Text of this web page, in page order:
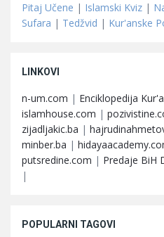
Pitaj Učene | Islamski Kviz |
Sufara | Tedžvid | Kur'anske
LINKOVI
n-um.com | Enciklopedija
islamhouse.com |
zijadljakic.ba |
minber.ba |
putsredine.com | Predaje BiH
|
POPULARNI TAGOVI